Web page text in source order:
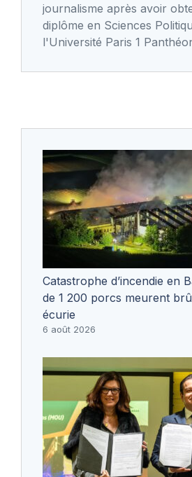
journalisme après avoir
diplôme en Sciences
l'Université Paris 1
Catastrophe d’incendie en
de 1 200 porcs meurent
écurie
6 août 2026